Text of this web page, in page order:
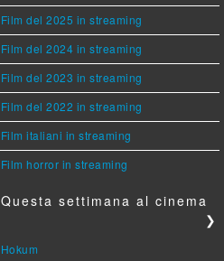
Film del 2025 in streaming
Film del 2024 in streaming
Film del 2023 in streaming
Film del 2022 in streaming
Film italiani in streaming
Film horror in streaming
Questa settimana al cinema
❯
Hokum